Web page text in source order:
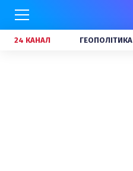
24 КАНАЛ ГЕОПОЛІТИКА